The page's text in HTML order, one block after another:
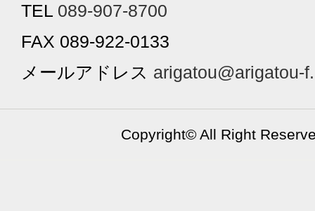
TEL 089-907-8700
FAX 089-922-0133
メールアドレス arigatou@arigatou-
Copyright© All Right